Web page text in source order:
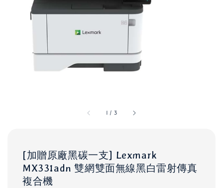
1 / 3
[加贈原廠黑碳一支] Lexmark
MX331adn 雙網雙面無線黑白雷射傳真
複合機